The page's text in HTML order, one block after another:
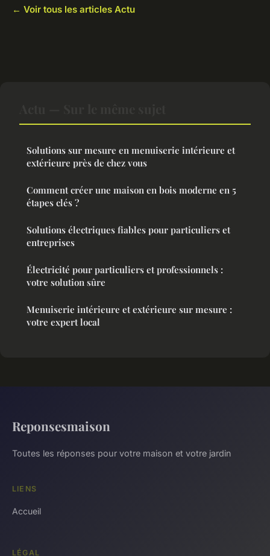
← Voir tous les articles Actu
Solutions sur mesure en menuiserie intérieure et
extérieure près de chez vous
Comment créer une maison en bois moderne en 5
étapes clés ?
Solutions électriques fiables pour particuliers et
entreprises
Électricité pour particuliers et professionnels :
votre solution sûre
Menuiserie intérieure et extérieure sur mesure :
votre expert local
Reponsesmaison
Toutes les réponses pour votre maison et votre jardin
LIENS
Accueil
LÉGAL